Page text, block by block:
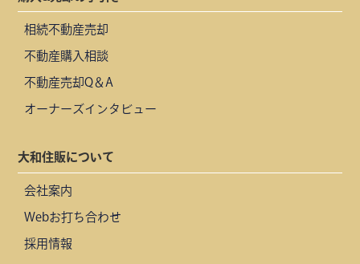
相続不動産売却
不動産購入相談
不動産売却Q＆A
オーナーズインタビュー
大和住販について
会社案内
Webお打ち合わせ
採用情報